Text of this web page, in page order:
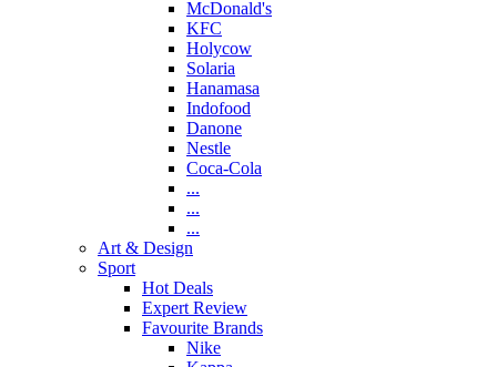
McDonald's
KFC
Holycow
Solaria
Hanamasa
Indofood
Danone
Nestle
Coca-Cola
...
...
...
Art & Design
Sport
Hot Deals
Expert Review
Favourite Brands
Nike